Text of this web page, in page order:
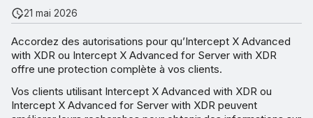
한국어
中文（繁體）
21 mai 2026
Accordez des autorisations pour qu’Intercept X Advanced
with XDR ou Intercept X Advanced for Server with XDR
offre une protection complète à vos clients.
Vos clients utilisant Intercept X Advanced with XDR ou
Intercept X Advanced for Server with XDR peuvent